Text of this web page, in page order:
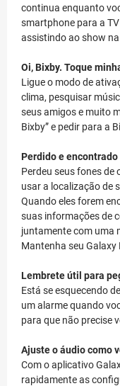
continua enquanto
smartphone para a
assistindo ao show
Oi, Bixby. Toque
Ligue o modo de
clima, pesquisar
seus amigos e muito
Bixby” e pedir para a
Perdido e
Perdeu seus fones
usar a localização de
Quando eles forem
suas informações de
juntamente com uma
Mantenha seu Galaxy
Lembrete útil para
Está se esquecendo
um alarme quando
para que não precise
Ajuste o áudio como
Com o aplicativo
rapidamente as